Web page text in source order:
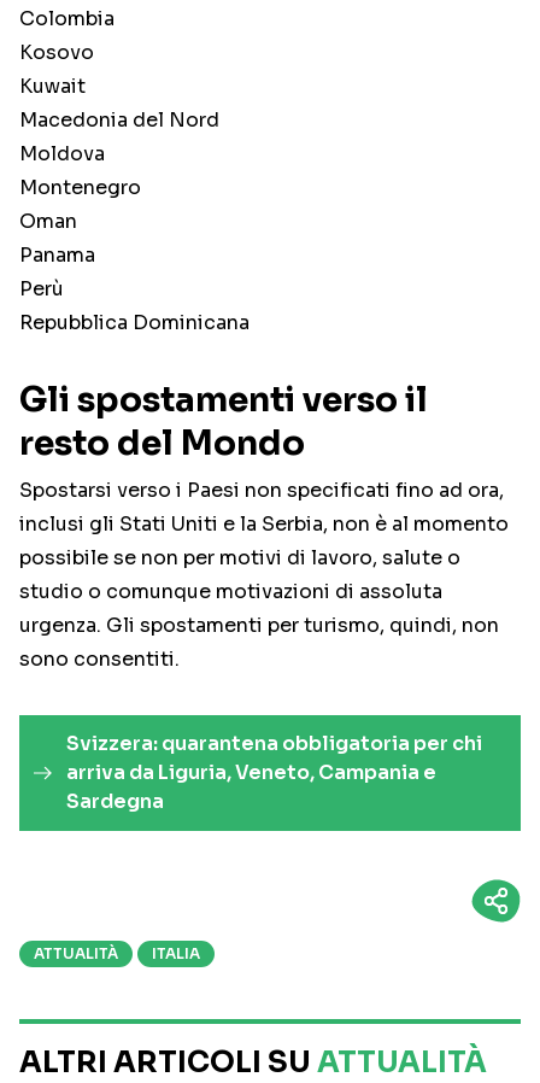
Colombia
Kosovo
Kuwait
Macedonia del Nord
Moldova
Montenegro
Oman
Panama
Perù
Repubblica Dominicana
Gli spostamenti verso il
resto del Mondo
Spostarsi verso i Paesi non specificati fino ad ora,
inclusi gli Stati Uniti e la Serbia, non è al momento
possibile se non per motivi di lavoro, salute o
studio o comunque motivazioni di assoluta
urgenza. Gli spostamenti per turismo, quindi, non
sono consentiti.
Svizzera: quarantena obbligatoria per chi
arriva da Liguria, Veneto, Campania e
Sardegna
ATTUALITÀ ITALIA
ALTRI ARTICOLI SU ATTUALITÀ